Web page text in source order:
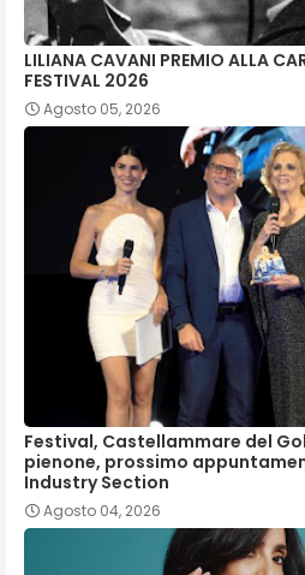
LILIANA CAVANI PREMIO ALLA
FESTIVAL 2026
Agosto 05, 2026
Festival, Castellammare del
pienone, prossimo
Industry Section
Agosto 04, 2026